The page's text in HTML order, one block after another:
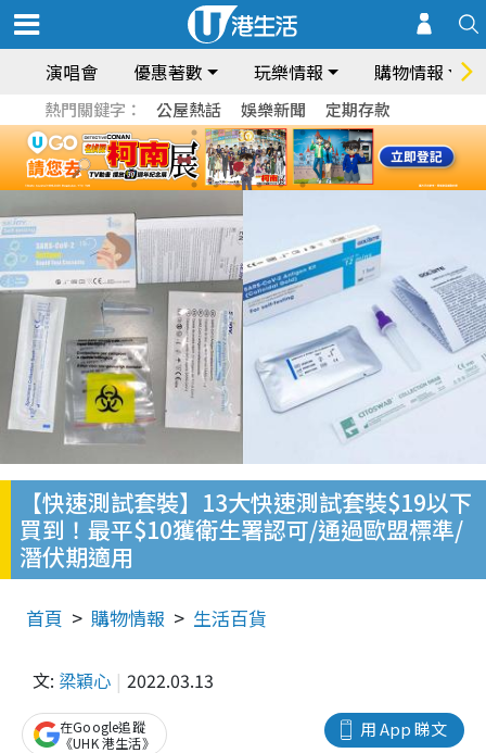
演唱會 優惠著數 玩樂情報 購物情報
熱門關鍵字： 公屋熱話 娛樂新聞 定期存款
【快速測試套裝】13大快速測試套裝$19以下
買到！最平$10獲衛生署認可/通過歐盟標準/
潛伏期適用
首頁 購物情報 生活百貨
文: 梁穎心 2022.03.13
用 App 睇文
在Google追蹤
《UHK 港生活》